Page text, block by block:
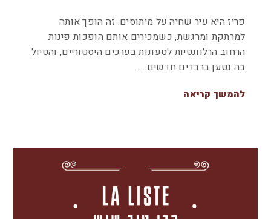
פריז היא עיר שחיה על מיתוסים. זה הופך אותה
למרתקת ומרגשת, כשמכירים אותם הופכות פינות
הרחוב הרלוונטיות לטעונות בערכים היסטוריים, והטיול
בה נטען ברבדים חדשים.…
להמשך קריאה